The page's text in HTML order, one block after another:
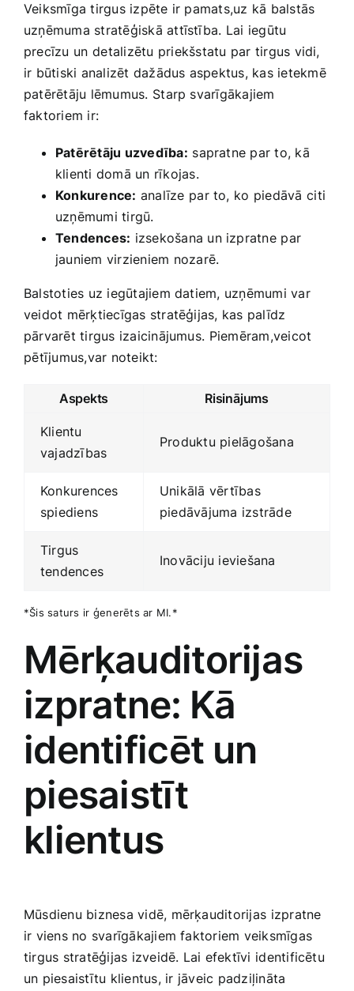
Veiksmīga tirgus ‍izpēte ir pamats,uz kā balstās
‍uzņēmuma stratēģiskā attīstība. ‍Lai ⁢iegūtu
precīzu⁣ un⁢ detalizētu⁤ priekšstatu par tirgus vidi,
ir ‍būtiski analizēt dažādus aspektus, kas ​ietekmē
patērētāju ‌lēmumus. ⁢Starp svarīgākajiem
faktoriem ir:
Patērētāju uzvedība: ⁢sapratne par‍ to, kā
‌klienti domā un rīkojas.
Konkurence: analīze⁤ par to, ko ⁣piedāvā⁤ citi
uzņēmumi‌ tirgū.
Tendences: izsekošana un ​izpratne ⁣par
jauniem virzieniem nozarē.
Balstoties uz iegūtajiem datiem, uzņēmumi var
veidot mērķtiecīgas ‍stratēģijas, kas palīdz⁣
pārvarēt tirgus izaicinājumus. ⁣Piemēram,veicot
⁤pētījumus,var noteikt:
Aspekts Risinājums
Klientu​
vajadzības
Produktu pielāgošana
Konkurences
spiediens
Unikālā vērtības
piedāvājuma ‌izstrāde
Tirgus
tendences
Inovāciju ieviešana
*Šis saturs ⁢ir ģenerēts⁤ ar MI.*
Mērķauditorijas⁤
izpratne:⁣ Kā​
identificēt⁢ un
piesaistīt
klientus
Mūsdienu biznesa vidē, mērķauditorijas ⁣izpratne ​
ir viens no ‍svarīgākajiem faktoriem veiksmīgas
tirgus‌ stratēģijas izveidē. Lai efektīvi⁤ identificētu
un piesaistītu klientus, ir⁢ jāveic padziļināta